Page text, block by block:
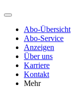
Abo-Übersicht
Abo-Service
Anzeigen
Über uns
Karriere
Kontakt
Mehr